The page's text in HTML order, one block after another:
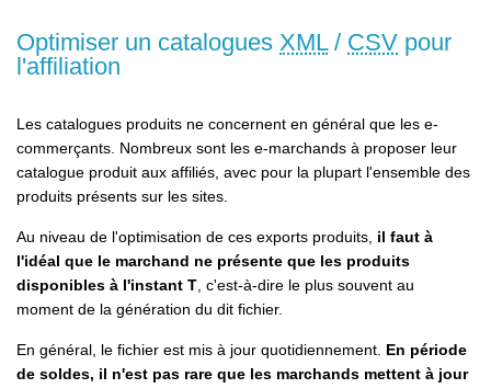
Optimiser un catalogues XML/ CSV pour
l'affiliation
Les catalogues produits ne concernent en général que les e-
commerçants. Nombreux sont les e-marchands à proposer leur
catalogue produit aux affiliés, avec pour la plupart l'ensemble des
produits présents sur les sites.
Au niveau de l'optimisation de ces exports produits, il faut à
l'idéal que le marchand ne présente que les produits
disponibles à l'instant T , c'est-à-dire le plus souvent au
moment de la génération du dit fichier.
En général, le fichier est mis à jour quotidiennement. En période
de soldes, il n'est pas rare que les marchands mettent à jour